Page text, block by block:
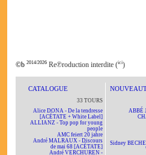
©b 2014/2026 Re℗roduction interdite (ici)
CATALOGUE
33 TOURS
Alice DONA - De la tendresse
[ACÉTATE + White Label]
ALLIANZ - Top pop for young
people
AMC feiert 20 jahre
André MALRAUX - Discours
de mai 68 [ACÉTATE]
André VERCHUREN -
ABBÉ
Sidney